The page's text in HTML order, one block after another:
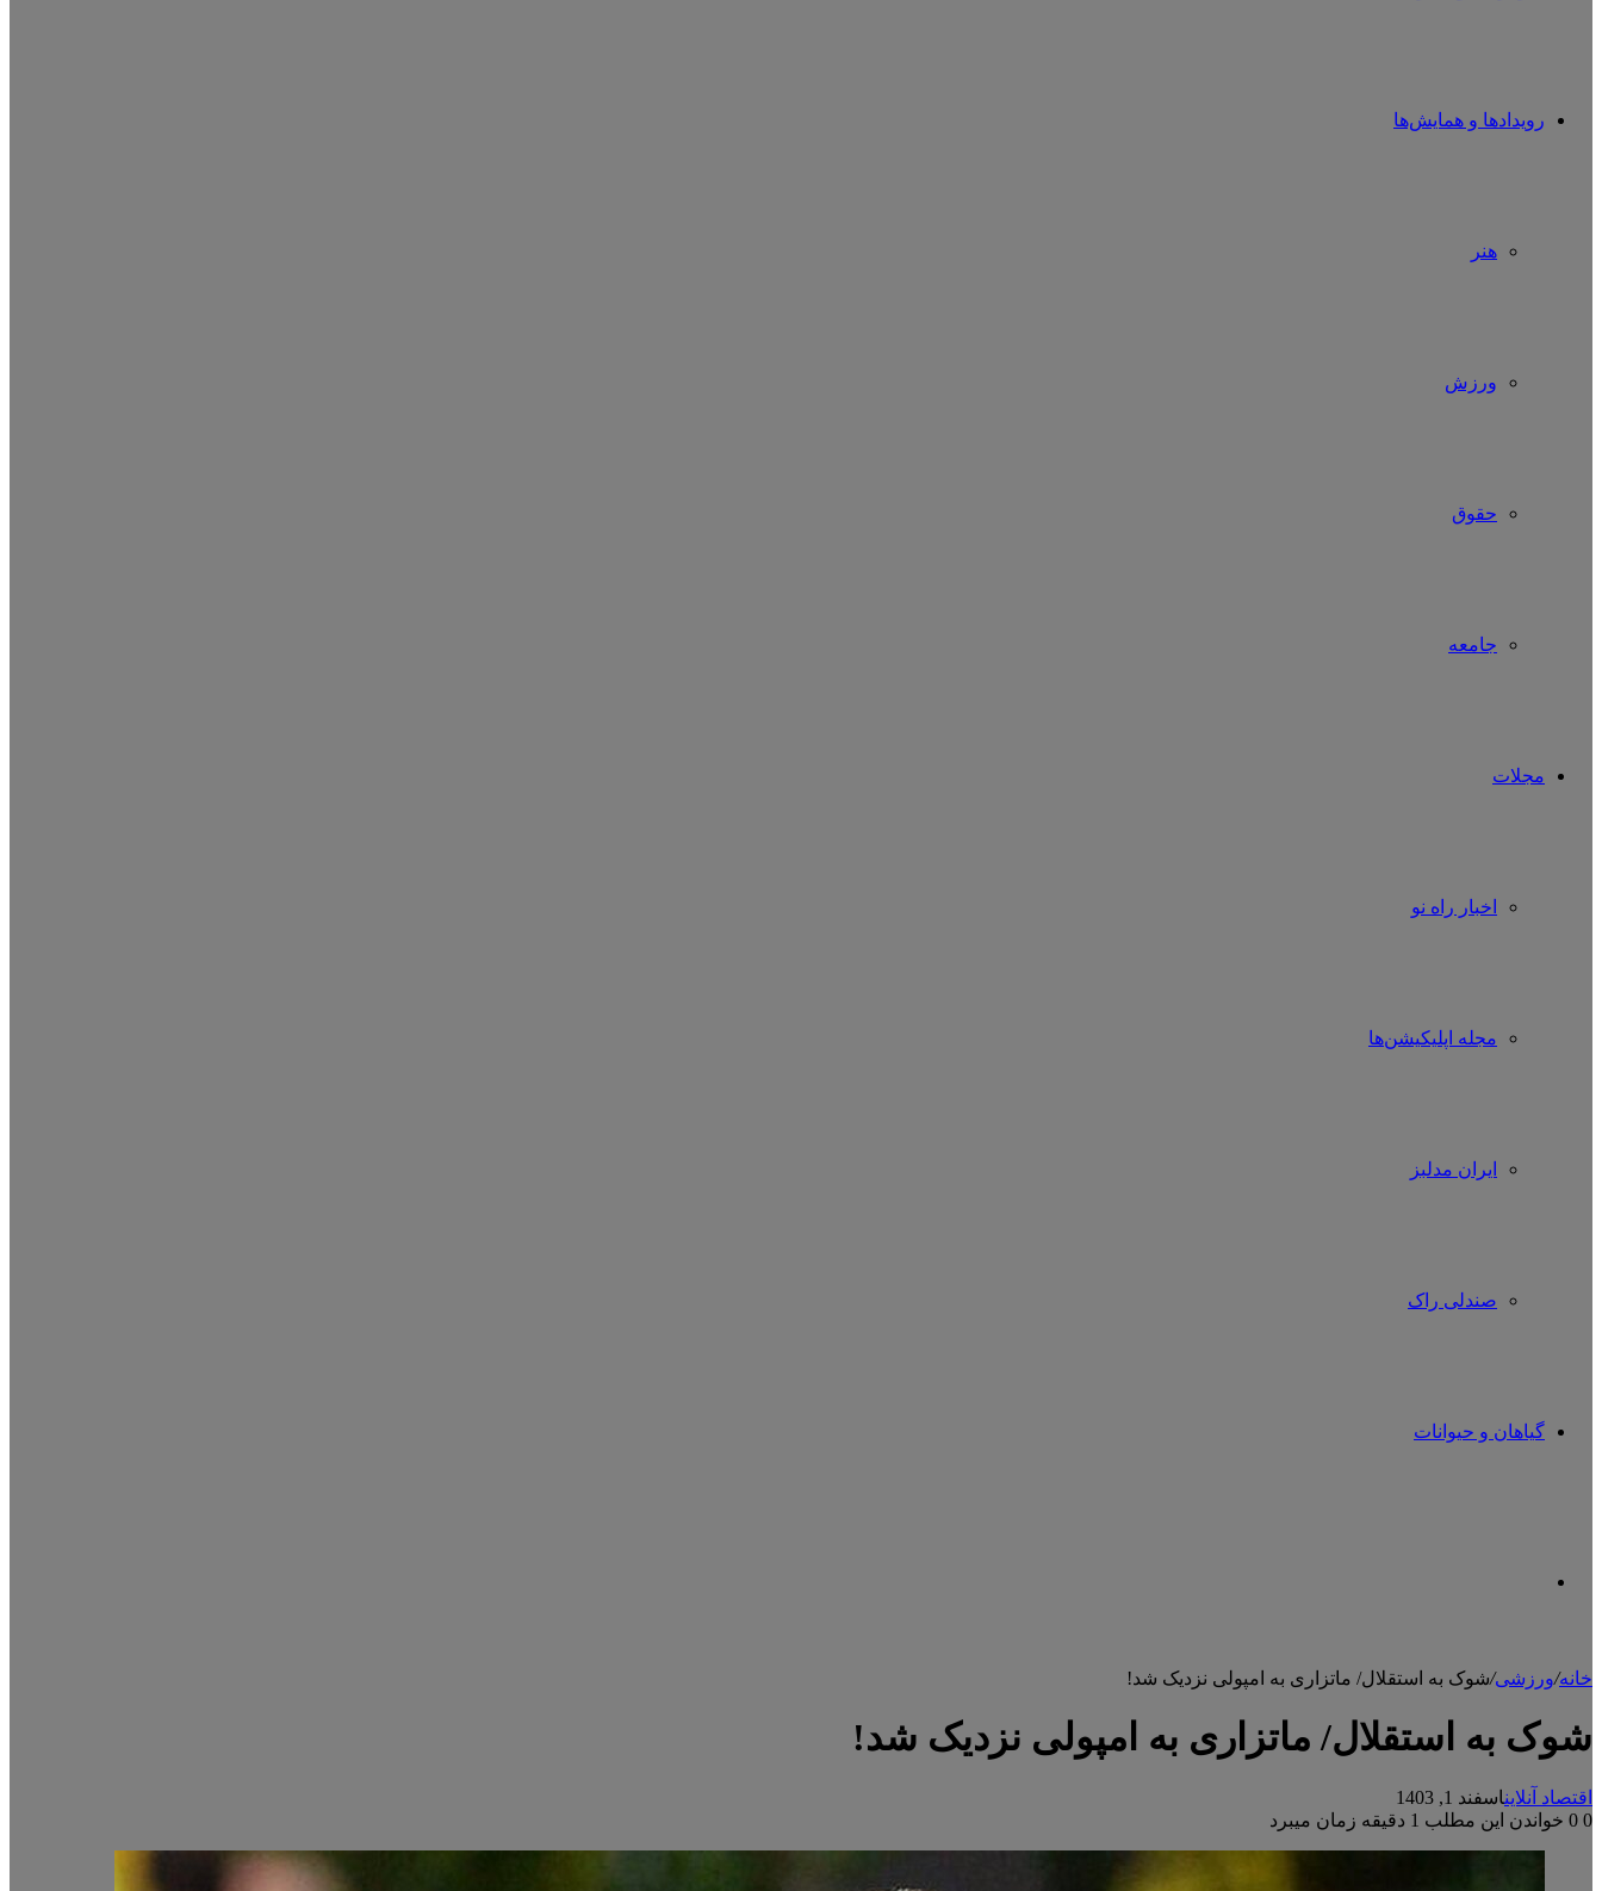
رویدادها و همایش‌ها
هنر
ورزش
حقوق
جامعه
مجلات
اخبار راه نو
مجله اپلیکیشن‌ها
ایران مدلبز
صندلی راک
گیاهان و حیوانات
خانه/ورزشی/شوک به استقلال/ ماتزاری به امپولی نزدیک شد!
شوک به استقلال/ ماتزاری به امپولی نزدیک شد!
اقتصاد آنلایناسفند 1, 1403
0
خواندن این مطلب 1 دقیقه زمان میبرد